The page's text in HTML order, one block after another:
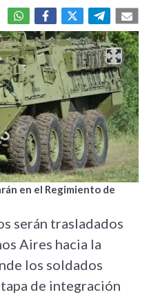
en el Regimiento de
serán trasladados
Aires hacia la
los soldados
de integración